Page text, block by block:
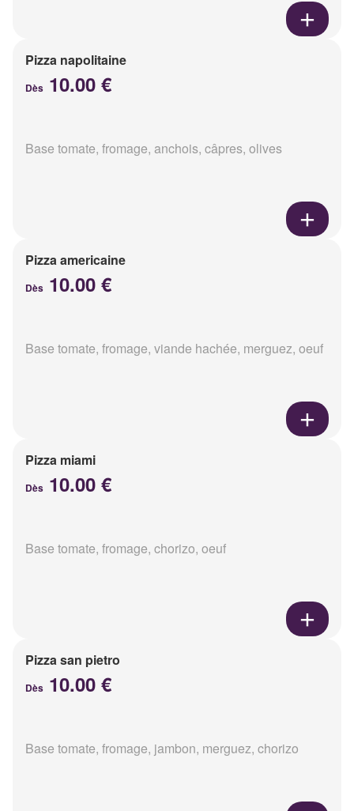
Pizza napolitaine
Dès 10.00 €
Base tomate, fromage, anchois, câpres, olives
Pizza americaine
Dès 10.00 €
Base tomate, fromage, viande hachée, merguez, oeuf
Pizza miami
Dès 10.00 €
Base tomate, fromage, chorizo, oeuf
Pizza san pietro
Dès 10.00 €
Base tomate, fromage, jambon, merguez, chorizo